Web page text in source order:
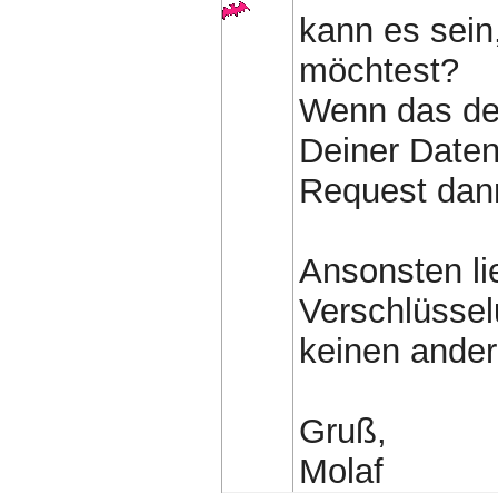
kann es
möchtest?
Wenn das
Deiner
Request
Ansonsten
keinen
Gruß,
Molaf